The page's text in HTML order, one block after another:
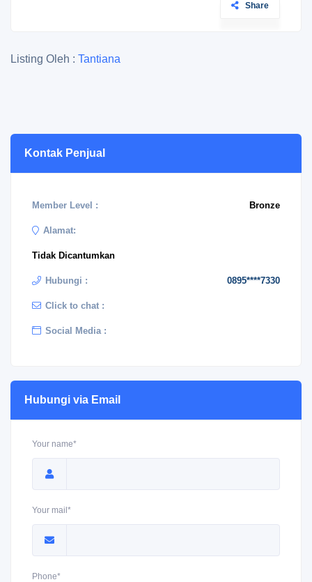
Share
Listing Oleh : Tantiana
Kontak Penjual
Member Level : Bronze
Alamat:
Tidak Dicantumkan
Hubungi : 0895****7330
Click to chat :
Social Media :
Hubungi via Email
Your name*
Your mail*
Phone*